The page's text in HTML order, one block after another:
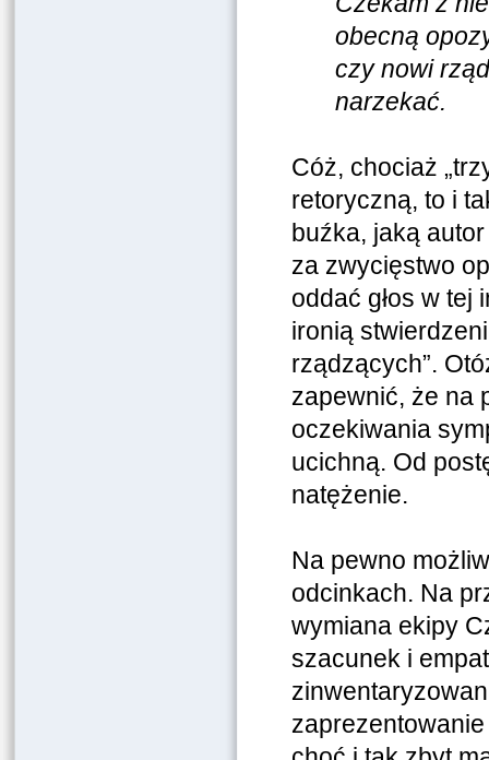
obecną
czy nowi
narzekać.
Cóż, chociaż
retoryczną, to i
buźka, jaką
za zwycięstwo
oddać głos w tej
ironią
rządzących”.
zapewnić, że na
oczekiwania
ucichną. Od
natężenie.
Na pewno
odcinkach. Na
wymiana ekipy
szacunek i